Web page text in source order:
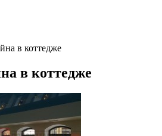
в коттедже
в коттедже